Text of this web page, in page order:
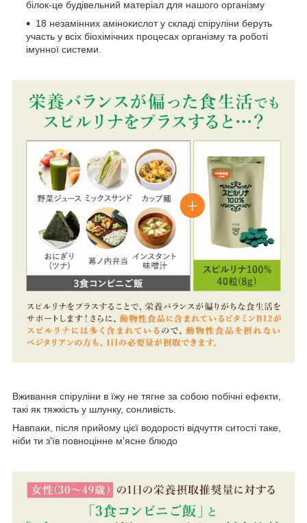
білок-це будівельний матеріал для нашого організму
18 незамінних амінокислот у складі спіруліни беруть
участь у всіх біохімічних процесах організму та роботі
імунної системи.
Вживання спіруліни в їжу не тягне за собою побічні ефекти,
такі як тяжкість у шлунку, сонливість.
Навпаки, після прийому цієї водорості відчуття ситості таке,
ніби ти з'їв повноцінне м'ясне блюдо